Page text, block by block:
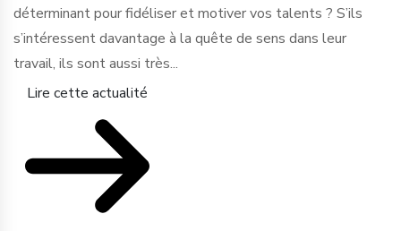
déterminant pour fidéliser et motiver vos talents ? S’ils
s’intéressent davantage à la quête de sens dans leur
travail, ils sont aussi très...
Lire cette actualité